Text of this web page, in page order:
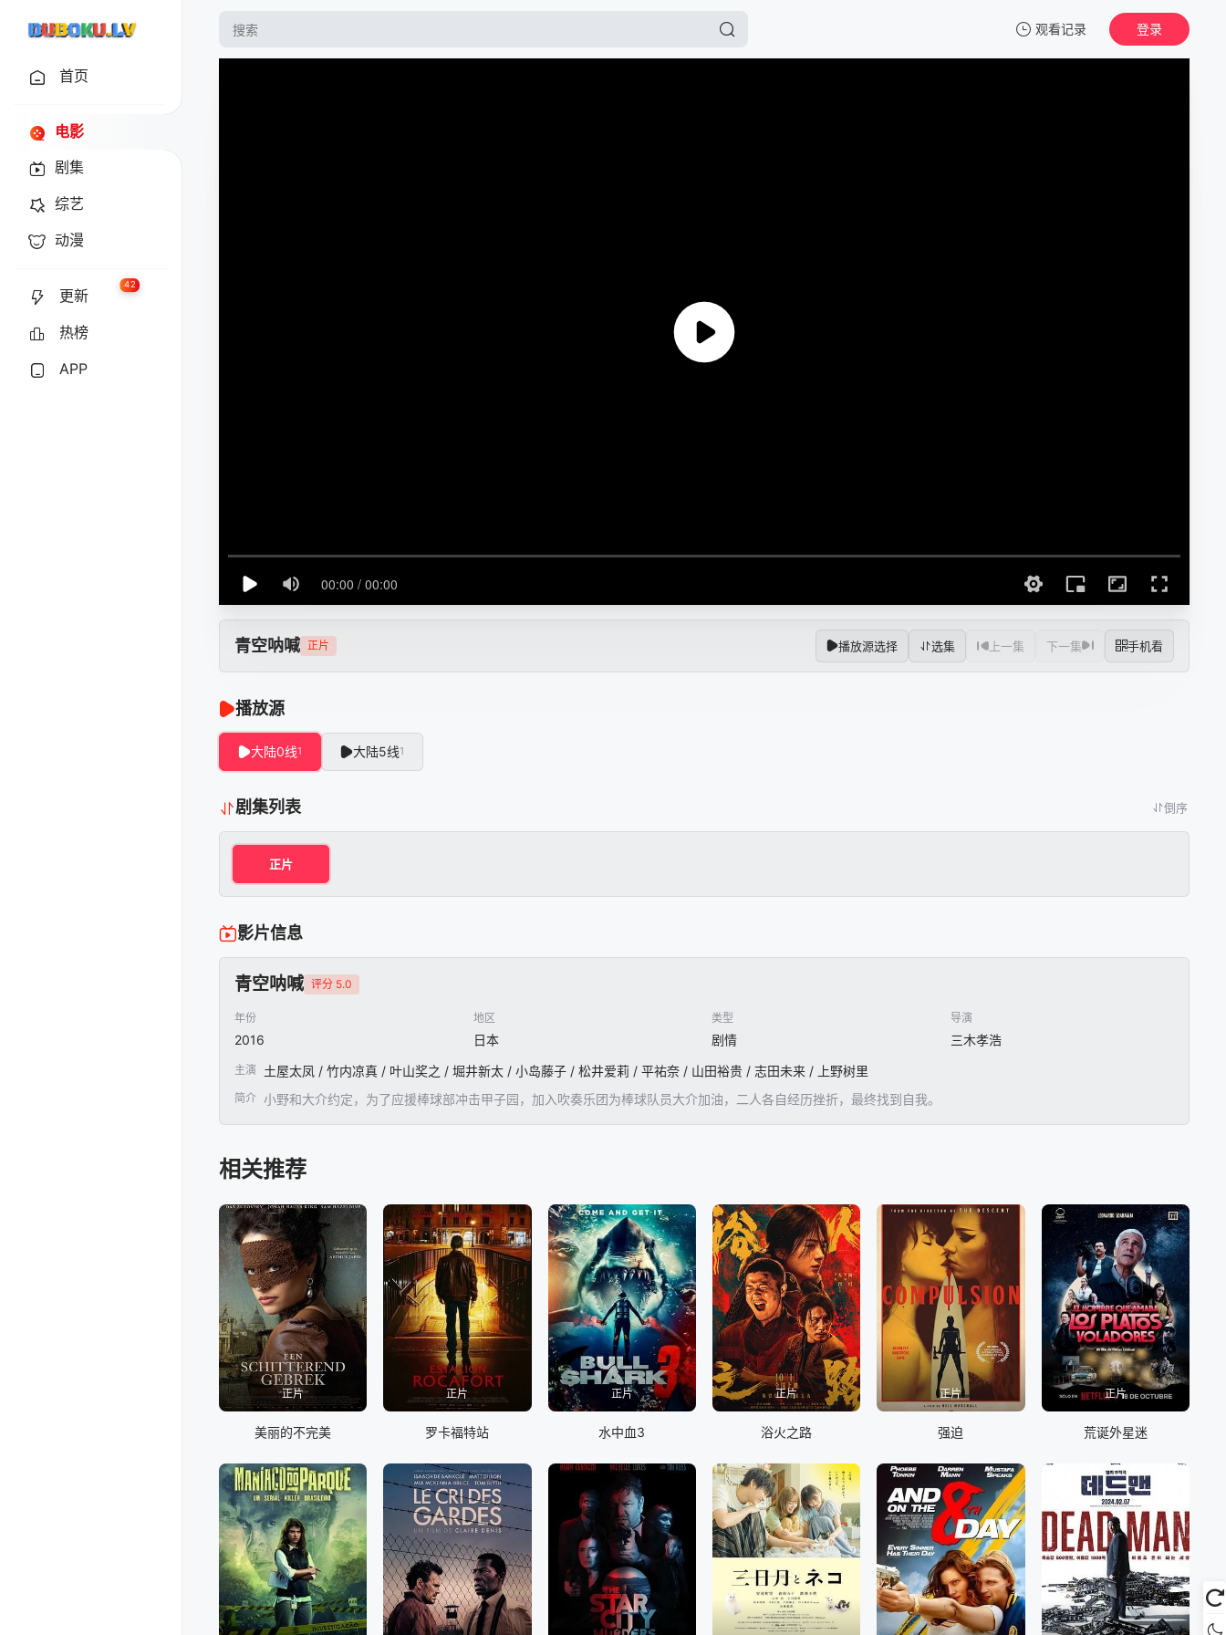
观看记录 登录
首页
电影
剧集
综艺
动漫
更新
42
热榜
APP
青空呐喊 正片 播放源选择 选集 上一集 下一集 手机看
播放源
大陆0线1 大陆5线1
剧集列表 倒序
正片
影片信息
青空呐喊 评分 5.0
年份
2016
地区
日本
类型
剧情
导演
三木孝浩
主演 土屋太凤 / 竹内凉真 / 叶山奖之 / 堀井新太 / 小岛藤子 / 松井爱莉 / 平祐奈 / 山田裕贵 / 志田未来 / 上野树里
简介 小野和大介约定，为了应援棒球部冲击甲子园，加入吹奏乐团为棒球队员大介加油，二人各自经历挫折，最终找到自我。
相关推荐
正片
美丽的不完美
正片
罗卡福特站
正片
水中血3
正片
浴火之路
正片
强迫
正片
荒诞外星迷